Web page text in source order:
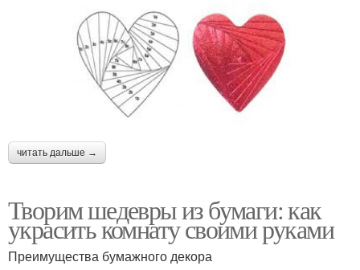
читать дальше →
Творим шедевры из бумаги: как
украсить комнату своими руками
Преимущества бумажного декора